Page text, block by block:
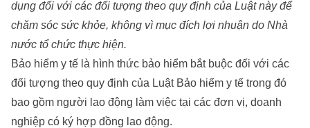
dụng đối với các đối tượng theo quy định của Luật này để
chăm sóc sức khỏe, không vì mục đích lợi nhuận do Nhà
nước tổ chức thực hiện.
Bảo hiểm y tế là hình thức bảo hiểm bắt buộc đối với các
đối tượng theo quy định của Luật Bảo hiểm y tế trong đó
bao gồm người lao động làm việc tại các đơn vị, doanh
nghiệp có ký hợp đồng lao động.